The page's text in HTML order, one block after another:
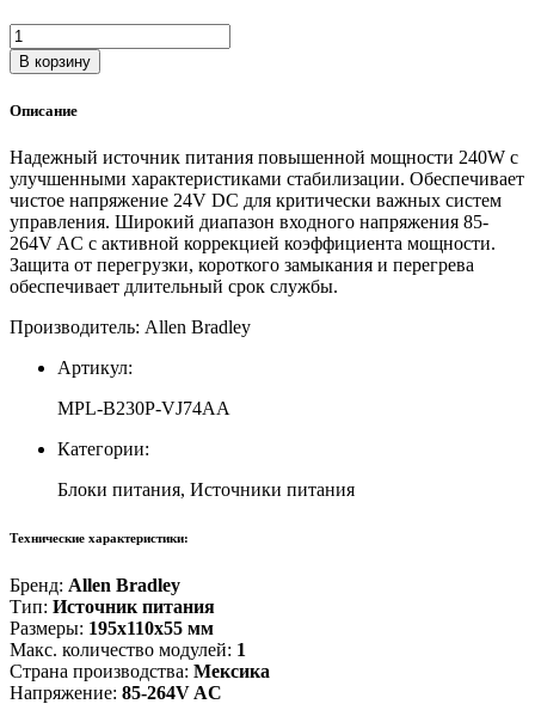
Количество
товара
Мощный
питания
Bradley
MPL-
B230P-
VJ74AA
В корзину
Описание
Надежный источник питания повышенной мощности 240W с
улучшенными характеристиками стабилизации. Обеспечивает
чистое напряжение 24V DC для критически важных систем
управления. Широкий диапазон входного напряжения 85-
264V AC с активной коррекцией коэффициента мощности.
Защита от перегрузки, короткого замыкания и перегрева
обеспечивает длительный срок службы.
Производитель: Allen Bradley
Артикул:
MPL-B230P-VJ74AA
Категории:
Блоки питания, Источники питания
Технические характеристики:
Бренд: Allen Bradley
Тип: Источник питания
Размеры: 195x110x55 мм
Макс. количество модулей: 1
Страна производства: Мексика
Напряжение: 85-264V AC